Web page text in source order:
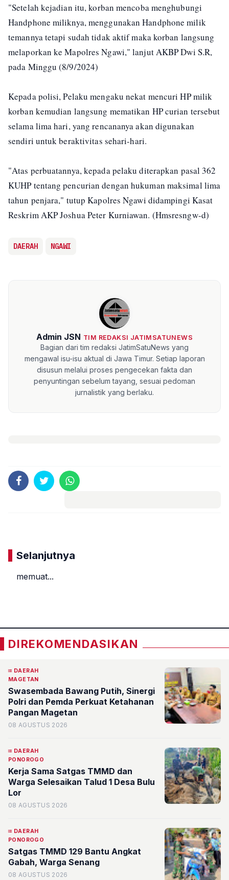
"Setelah kejadian itu, korban mencoba menghubungi
Handphone miliknya, menggunakan Handphone milik
temannya tetapi sudah tidak aktif maka korban langsung
melaporkan ke Mapolres Ngawi," lanjut AKBP Dwi S.R,
pada Minggu (8/9/2024)
Kepada polisi, Pelaku mengaku nekat mencuri HP milik
korban kemudian langsung mematikan HP curian tersebut
selama lima hari, yang rencananya akan digunakan
sendiri untuk beraktivitas sehari-hari.
"Atas perbuatannya, kepada pelaku diterapkan pasal 362
KUHP tentang pencurian dengan hukuman maksimal lima
tahun penjara," tutup Kapolres Ngawi didampingi Kasat
Reskrim AKP Joshua Peter Kurniawan. (Hmsresngw-d)
DAERAH NGAWI
Admin JSN TIM REDAKSI JATIMSATUNEWS
Bagian dari tim redaksi JatimSatuNews yang
mengawal isu-isu aktual di Jawa Timur. Setiap laporan
disusun melalui proses pengecekan fakta dan
penyuntingan sebelum tayang, sesuai pedoman
jurnalistik yang berlaku.
Selanjutnya
memuat...
DIREKOMENDASIKAN
DAERAH
MAGETAN
Swasembada Bawang Putih, Sinergi
Polri dan Pemda Perkuat Ketahanan
Pangan Magetan
08 AGUSTUS 2026
DAERAH
PONOROGO
Kerja Sama Satgas TMMD dan
Warga Selesaikan Talud 1 Desa Bulu
Lor
08 AGUSTUS 2026
DAERAH
PONOROGO
Satgas TMMD 129 Bantu Angkat
Gabah, Warga Senang
08 AGUSTUS 2026